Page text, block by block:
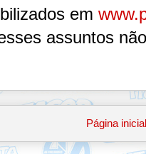
em
assuntos
Página inicial